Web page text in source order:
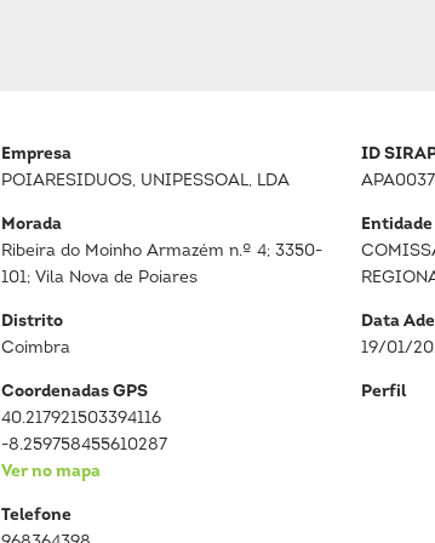
Empresa
POIARESIDUOS, UNIPESSOAL, LDA
Morada
Ribeira do Moinho Armazém n.º 4; 3350-
101; Vila Nova de Poiares
Distrito
Coimbra
Coordenadas GPS
40.217921503394116
-8.259758455610287
Ver no mapa
Telefone
ID
Data
19/01/
Perfil